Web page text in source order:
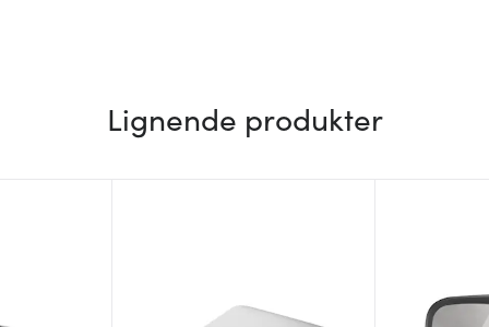
Lignende produkter